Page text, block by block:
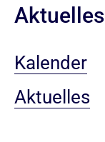
Aktuelles
Kalender
Aktuelles